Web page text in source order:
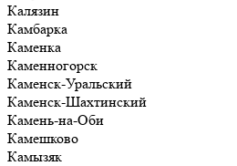
Калязин
Камбарка
Каменка
Каменногорск
Каменск-Уральский
Каменск-Шахтинский
Камень-на-Оби
Камешково
Камызяк